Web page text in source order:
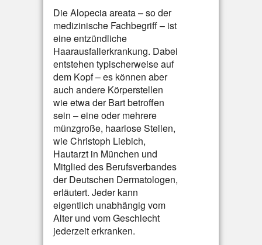
Die Alopecia areata – so der
medizinische Fachbegriff – ist
eine entzündliche
Haarausfallerkrankung. Dabei
entstehen typischerweise auf
dem Kopf – es können aber
auch andere Körperstellen
wie etwa der Bart betroffen
sein – eine oder mehrere
münzgroße, haarlose Stellen,
wie Christoph Liebich,
Hautarzt in München und
Mitglied des Berufsverbandes
der Deutschen Dermatologen,
erläutert. Jeder kann
eigentlich unabhängig vom
Alter und vom Geschlecht
jederzeit erkranken.